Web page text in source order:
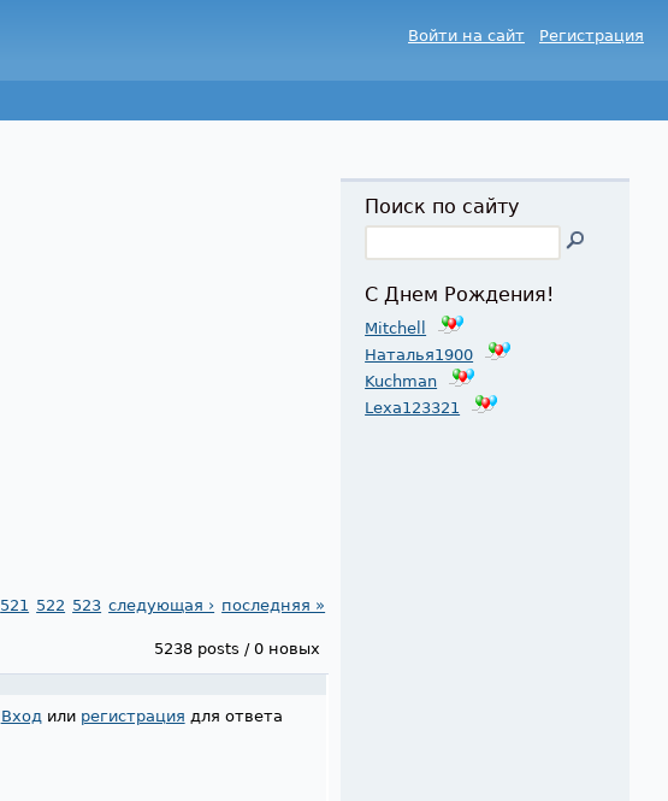
Войти на сайт Регистрация
521 522 523 следующая › последняя »
5238 posts / 0 новых
Входили регистрация для ответа
Поиск по сайту
С Днем Рождения!
Mitchell
Наталья1900
Kuchman
Lexa123321